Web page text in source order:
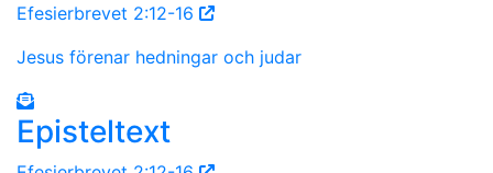
Efesierbrevet 2:12-16
Jesus förenar hedningar och judar
Episteltext